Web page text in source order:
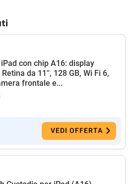
con chip A16: display
da 11'', 128 GB, Wi Fi 6,
frontale e...
VEDI OFFERTA